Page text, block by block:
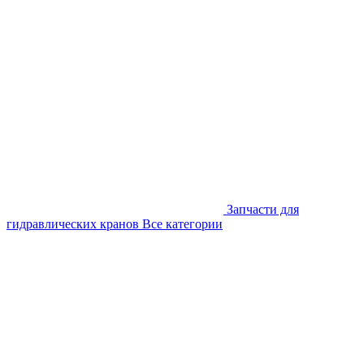
Запчасти для
гидравлических кранов Все категории